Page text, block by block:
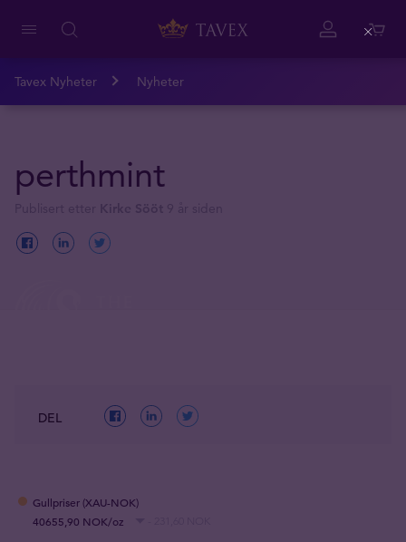
Tavex Nyheter Nyheter
perthmint
DEL
Gullpriser (XAU-NOK)
40655,90 NOK/oz
Close